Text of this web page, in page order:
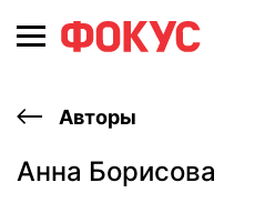
Авторы
Анна Борисова